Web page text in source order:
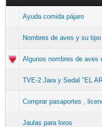
Ayuda comida pájaro
Nombres de aves y su tipo
Algunos nombres de aves
TVE-2 Jara y Sedal "EL
Comprar pasaportes ,
Jaulas para loros